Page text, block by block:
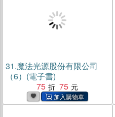
31.魔法光源股份有限公司
（6）(電子書)
75
75